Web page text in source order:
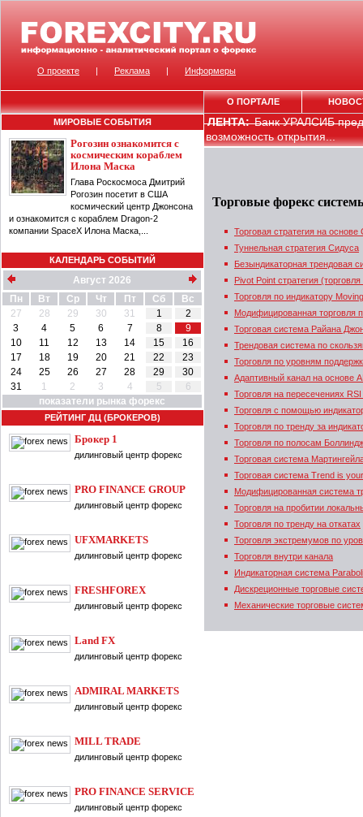
МИРОВЫЕ СОБЫТИЯ
Рогозин ознакомится с
космическим кораблем
Илона Маска
Глава Роскосмоса Дмитрий
Рогозин посетит в США
космический центр Джонсона
и ознакомится с кораблем Dragon-2
компании SpaceX Илона Маска,...
КАЛЕНДАРЬ СОБЫТИЙ
Август 2026
Пн
Вт Ср Чт Пт Сб
Вс
27
28 29 30 31 1
2
3
4 5 6 7 8
9
10
11 12 13 14 15
16
17
18 19 20 21 22
23
24
25 26 27 28 29
30
31
1 2 3 4 5
6
показатели рынка форекс
РЕЙТИНГ ДЦ (БРОКЕРОВ)
Брокер 1
дилинговый центр форекс
PRO FINANCE GROUP
дилинговый центр форекс
UFXMARKETS
дилинговый центр форекс
FRESHFOREX
дилинговый центр форекс
Land FX
дилинговый центр форекс
ADMIRAL MARKETS
дилинговый центр форекс
MILL TRADE
дилинговый центр форекс
PRO FINANCE SERVICE
дилинговый центр форекс
ЛЕНТА:Банк УРАЛСИБ
возможность открытия...
Торговые форекс
Торговая стратегия на основе
Туннельная стратегия Сидуса
Безындикаторная трендовая
Pivot Point стратегия
Торговля по индикатору
Модифицированная торговля
Торговая система Райана
Трендовая система по
Торговля по уровням
Адаптивный канал на основе
Торговля на пересечениях
Торговля с помощью
Торговля по тренду за
Торговля по полосам
Торговая система
Торговая система Trend is
Модифицированная система
Торговля на пробитии
Торговля по тренду на откатах
Торговля экстремумов по
Торговля внутри канала
Индикаторная система
Дискреционные торговые
Механические торговые
О проекте | Реклама | Информеры
О ПОРТАЛЕ